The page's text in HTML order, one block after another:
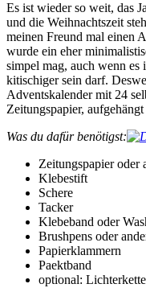
Es ist wieder so weit, das
und die Weihnachtszeit
meinen Freund mal einen
wurde ein eher
simpel mag, auch wenn es
kitischiger sein darf.
Adventskalender mit 24
Zeitungspapier,
Was du dafür benötigst:
Zeitungspapier oder
Klebestift
Schere
Tacker
Klebeband oder
Brushpens oder
Papierklammern
Paektband
optional: